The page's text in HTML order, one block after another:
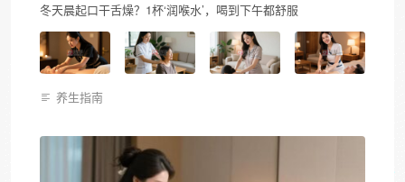
冬天晨起口干舌燥？1杯‘润喉水’，喝到下午都舒服
养生指南